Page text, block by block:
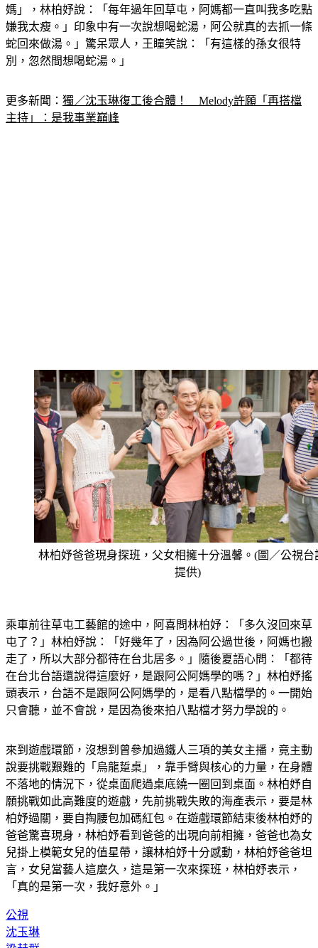
在地厲害的梅仔湯，林柏妤接續介紹草屯的特產「疼孫的阿
媽」，林柏妤說：「每年過年回草屯，阿媽都一直叫我多吃點
嫌我太瘦。」印象中有一次說想喝蛇湯，阿公就真的去抓一條
蛇回來做湯。」驚呆眾人，王瞳笑說：「有這樣的孫女很特
更多新聞：獨／沈玉琳復工後合體！　Melody許願「再搭檔
林柏妤爸爸現身探班，父女相擁十分溫馨。(圖／公視台
乘車前往草屯工藝館的途中，阿喜問林柏妤：「多久沒回來草
屯了？」林柏妤說：「好幾年了，因為阿公過世後，阿媽也搬
走了，所以大部分都待在台北居多。」隨後夏語心問：「都待
在台北台語還說得這麼好，是跟阿公阿媽學的嗎？」林柏妤搖
頭表示，台語不是跟阿公阿媽學的，是看八點檔學的。一開始
來到遊戲環節，沒想到曾參加過鐵人三項的美女主播，竟主動
說要挑戰艱難的「烏龍踅桌」，靠手臂與核心的力量，在身體
不落地的情況下，從桌面爬過桌底繞一圈回到桌面。林柏妤自
願挑戰如此高難度的遊戲，先前挑戰失敗的海產表示，要是林
柏妤過關，要自掏腰包加碼紅包。在遊戲環節結束後林柏妤的
爸爸驚喜現身，林柏妤看到爸爸的出現向前相擁，爸爸也為女
兒掛上模範女兒的值星帶，讓林柏妤十分感動，林柏妤爸爸坦
言，女兒當藝人這麼久，這是第一次來探班，林柏妤表示，
公視